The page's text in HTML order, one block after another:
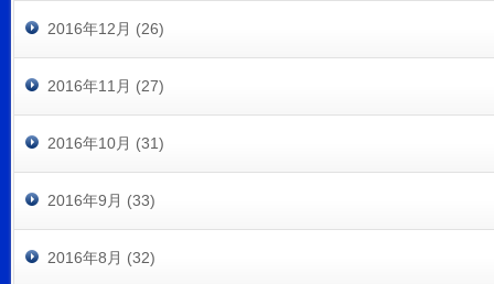
2016年12月 (26)
2016年11月 (27)
2016年10月 (31)
2016年9月 (33)
2016年8月 (32)